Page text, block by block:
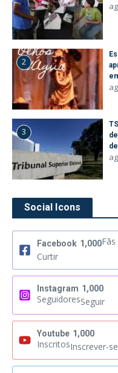
2
3
Social Icons
Facebook 1,000Fãs
Curtir
Instagram 1,000
SeguidoresSeguir
Youtube 1,000
InscritosInscrever-se